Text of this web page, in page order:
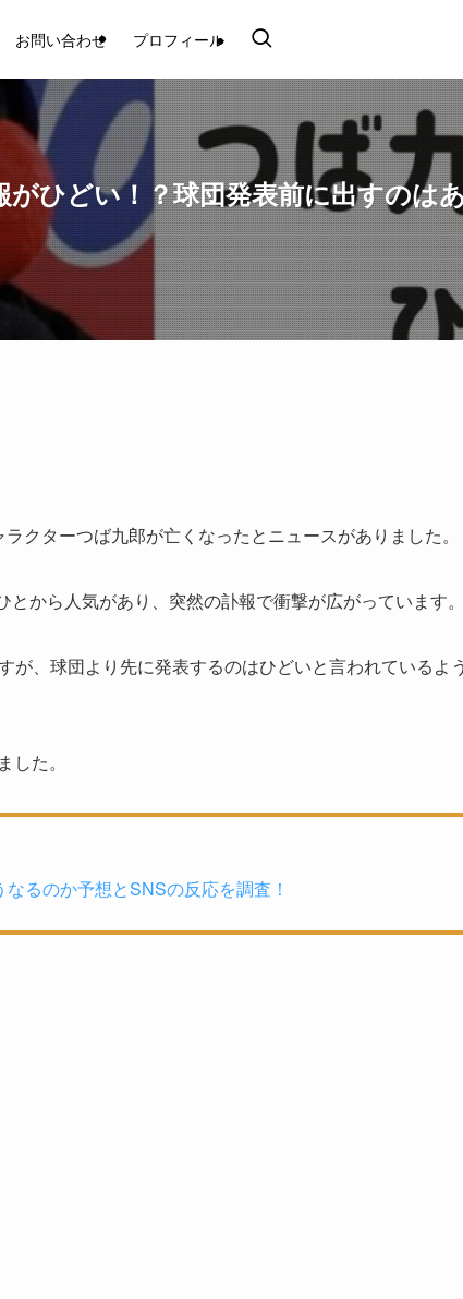
お問い合わせ プロフィール
ひどい！？球団発表前に出すのは
クターつば九郎が亡くなったとニュースがありました。
から人気があり、突然の訃報で衝撃が広がっています。
が、球団より先に発表するのはひどいと言われているよ
た。
るのか予想とSNSの反応を調査！